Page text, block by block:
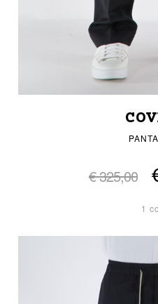
€ 325,00
1